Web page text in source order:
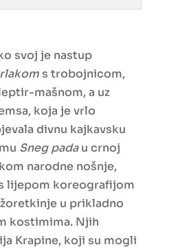
svoj je nastup
s trobojnicom,
mašnom, a uz
koja je vrlo
divnu kajkavsku
Sneg padau crnoj
narodne nošnje,
lijepom koreografijom
u prikladno
kostimima. Njih
Krapine, koji su mogli